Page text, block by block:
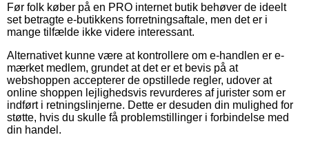
Før folk køber på en PRO internet butik behøver de ideelt
set betragte e-butikkens forretningsaftale, men det er i
mange tilfælde ikke videre interessant.
Alternativet kunne være at kontrollere om e-handlen er e-
mærket medlem, grundet at det er et bevis på at
webshoppen accepterer de opstillede regler, udover at
online shoppen lejlighedsvis revurderes af jurister som er
indført i retningslinjerne. Dette er desuden din mulighed for
støtte, hvis du skulle få problemstillinger i forbindelse med
din handel.